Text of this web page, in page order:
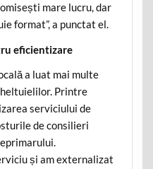
mare lucru, dar
format”, a punctat el.
eficientizare
a luat mai multe
Printre
serviciului de
de consilieri
și am externalizat